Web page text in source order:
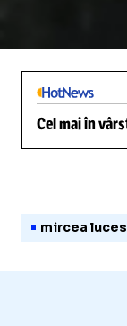
Cel mai în
mircea